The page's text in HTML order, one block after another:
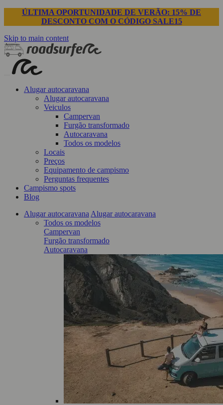
ÚLTIMA OPORTUNIDADE DE VERÃO: 15% DE
DESCONTO COM O CÓDIGO SALE15
Skip to main content
Alugar autocaravana
Alugar autocaravana
Veiculos
Campervan
Furgão transformado
Autocaravana
Todos os modelos
Locais
Preços
Equipamento de campismo
Perguntas frequentes
Campismo spots
Blog
Alugar autocaravana Alugar autocaravana
Todos os modelos
Campervan
Furgão transformado
Autocaravana